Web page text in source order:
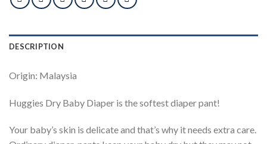
DESCRIPTION
Origin: Malaysia
Huggies Dry Baby Diaper is the softest diaper pant!
Your baby’s skin is delicate and that’s why it needs extra care.